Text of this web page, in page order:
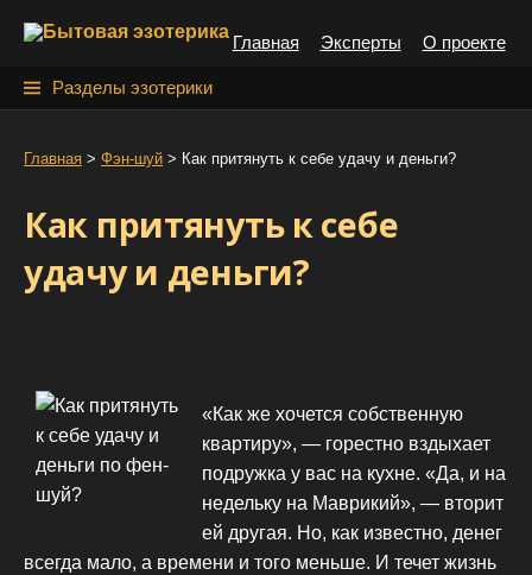
Главная Эксперты О проекте
Разделы эзотерики
Главная > Фэн-шуй > Как притянуть к себе удачу и деньги?
Как притянуть к себе
удачу и деньги?
«Как же хочется собственную
квартиру», — горестно вздыхает
подружка у вас на кухне. «Да, и на
недельку на Маврикий», — вторит
ей другая. Но, как известно, денег
всегда мало, а времени и того меньше. И течет жизнь